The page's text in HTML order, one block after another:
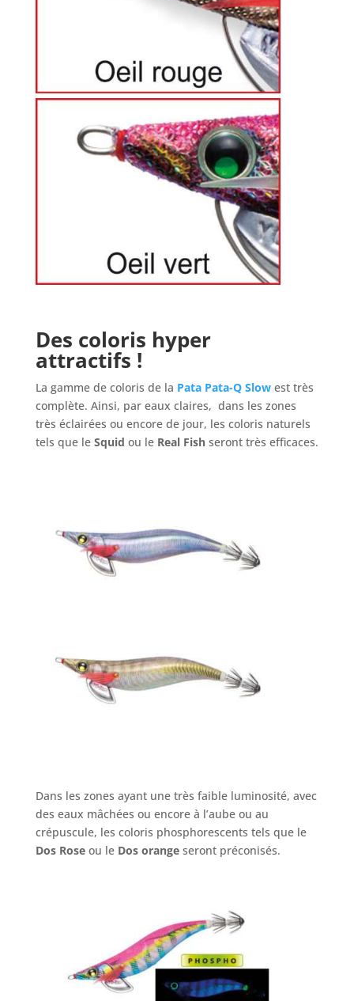
Des coloris hyper
attractifs !
La gamme de coloris de la Pata Pata-Q Slow est très
complète. Ainsi, par eaux claires, dans les zones
très éclairées ou encore de jour, les coloris naturels
tels que le Squid ou le Real Fish seront très efficaces.
Dans les zones ayant une très faible luminosité, avec
des eaux mâchées ou encore à l’aube ou au
crépuscule, les coloris phosphorescents tels que le
Dos Roseou le Dos orangeseront préconisés.